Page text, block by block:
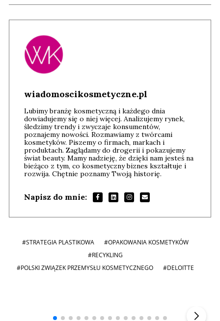
wiadomoscikosmetyczne.pl
Lubimy branżę kosmetyczną i każdego dnia
dowiadujemy się o niej więcej. Analizujemy rynek,
śledzimy trendy i zwyczaje konsumentów,
poznajemy nowości. Rozmawiamy z twórcami
kosmetyków. Piszemy o firmach, markach i
produktach. Zaglądamy do drogerii i pokazujemy
świat beauty. Mamy nadzieję, że dzięki nam jesteś na
bieżąco z tym, co kosmetyczny biznes kształtuje i
rozwija. Chętnie poznamy Twoją historię.
Napisz do mnie:
#STRATEGIA PLASTIKOWA
#OPAKOWANIA KOSMETYKÓW
#RECYKLING
#POLSKI ZWIĄZEK PRZEMYSŁU KOSMETYCZNEGO
#DELOITTE